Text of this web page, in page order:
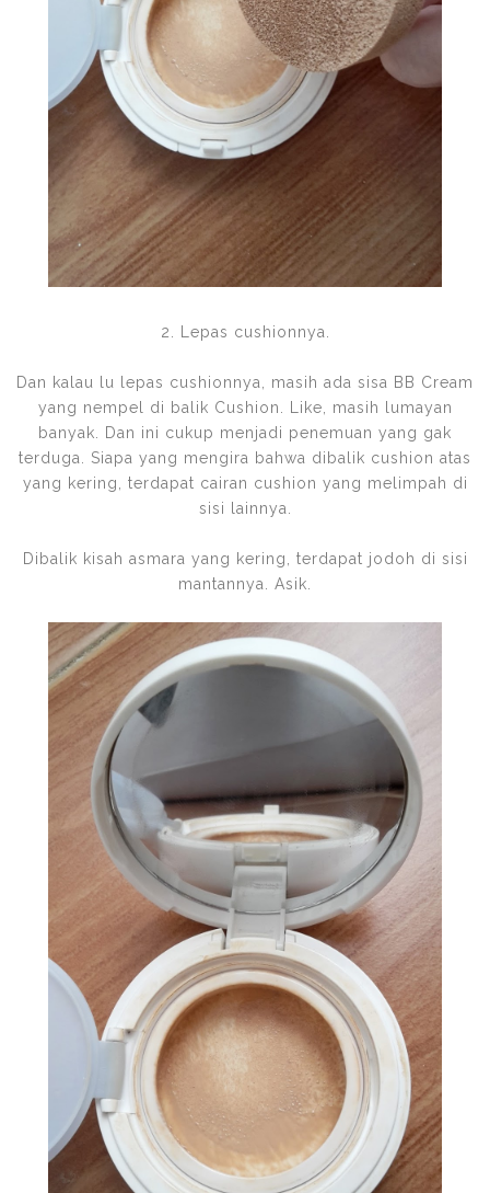
2. Lepas cushionnya.
Dan kalau lu lepas cushionnya, masih ada sisa BB Cream
yang nempel di balik Cushion. Like, masih lumayan
banyak. Dan ini cukup menjadi penemuan yang gak
terduga. Siapa yang mengira bahwa dibalik cushion atas
yang kering, terdapat cairan cushion yang melimpah di
sisi lainnya.
Dibalik kisah asmara yang kering, terdapat jodoh di sisi
mantannya. Asik.